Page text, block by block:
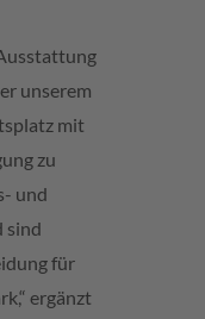
unserem
mit
zu
und
sind
für
ergänzt